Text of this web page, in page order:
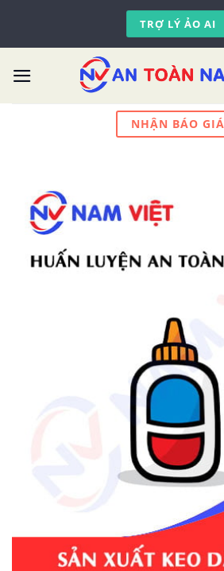
content
TRỢ LÝ ẢO AI
NHẬN BÁO GIÁ